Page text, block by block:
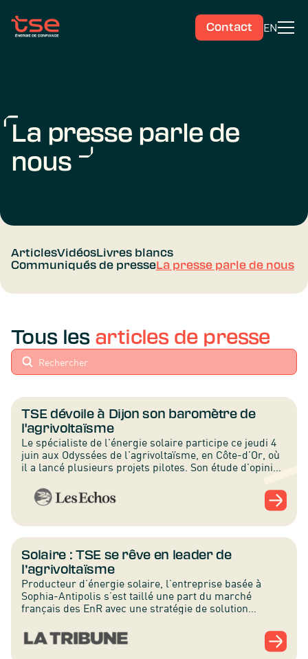
Contact EN
La presse parle de
nous
ArticlesVidéosLivres blancs
Communiqués de presseLa presse parle de nous
Tous les articles de presse
TSE dévoile à Dijon son baromètre de
l'agrivoltaïsme
Le spécialiste de l'énergie solaire participe ce jeudi 4
juin aux Odyssées de l'agrivoltaïsme, en Côte-d'Or, où
il a lancé plusieurs projets pilotes. Son étude d'opinion
complément d'activité et de revenu.
Solaire : TSE se rêve en leader de
l’agrivoltaïsme
Producteur d’énergie solaire, l’entreprise basée à
Sophia-Antipolis s’est taillé une part du marché
français des EnR avec une stratégie de solution